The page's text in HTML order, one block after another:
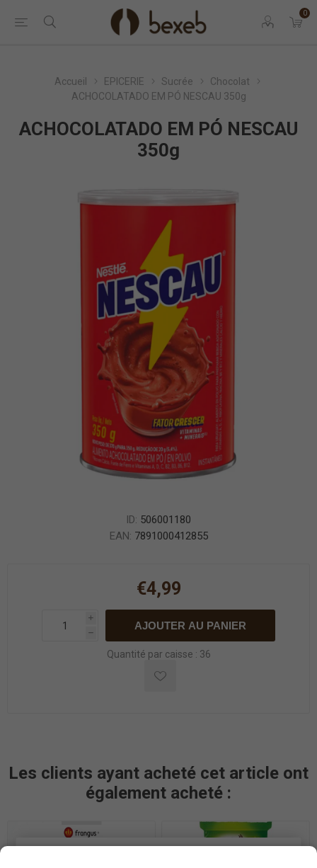
0
Accueil EPICERIE Sucrée
Chocolat
ACHOCOLATADO EM PÓ NESCAU 350g
ACHOCOLATADO EM PÓ NESCAU
350g
ID: 506001180
EAN: 7891000412855
€4,99
i
h
AJOUTER AU PANIER
Quantité par caisse : 36
Les clients ayant acheté cet article ont
également acheté :